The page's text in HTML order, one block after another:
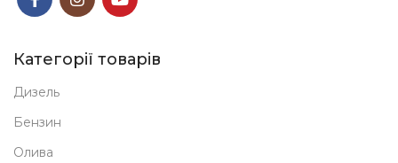
Категорії товарів
Дизель
Бензин
Олива